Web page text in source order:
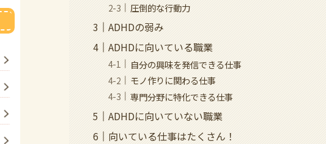
圧倒的な行動力
ADHDの弱み
ADHDに向いている職業
自分の興味を発信できる仕事
モノ作りに関わる仕事
専門分野に特化できる仕事
ADHDに向いていない職業
向いている仕事はたくさん！